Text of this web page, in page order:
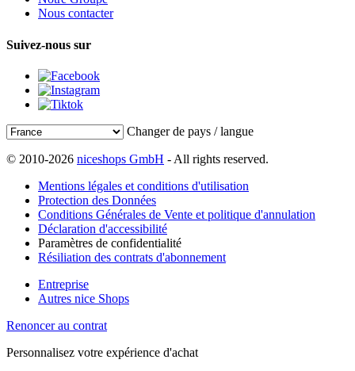
Nous contacter
Suivez-nous sur
Changer de pays / langue
© 2010-2026 niceshops GmbH - All rights reserved.
Mentions légales et conditions d'utilisation
Protection des Données
Conditions Générales de Vente et politique d'annulation
Déclaration d'accessibilité
Paramètres de confidentialité
Résiliation des contrats d'abonnement
Entreprise
Autres nice Shops
Renoncer au contrat
Personnalisez votre expérience d'achat